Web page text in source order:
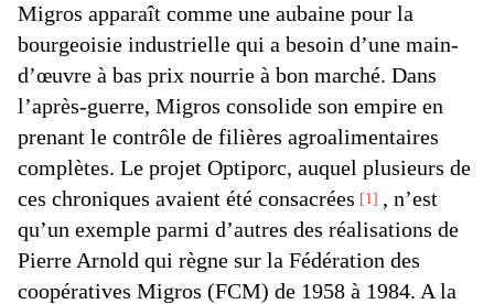
Migros apparaît comme une aubaine pour la
bourgeoisie industrielle qui a besoin d’une main-
d’œuvre à bas prix nourrie à bon marché. Dans
l’après-guerre, Migros consolide son empire en
prenant le contrôle de filières agroalimentaires
complètes. Le projet Optiporc, auquel plusieurs de
ces chroniques avaient été consacrées
1
, n’est
qu’un exemple parmi d’autres des réalisations de
Pierre Arnold qui règne sur la Fédération des
coopératives Migros (FCM) de 1958 à 1984. A la